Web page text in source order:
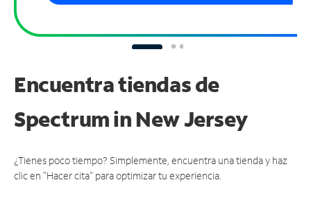
Encuentra tiendas de
Spectrumin New Jersey
¿Tienes poco tiempo? Simplemente, encuentra una tienda y haz
clic en "Hacer cita" para optimizar tu experiencia.